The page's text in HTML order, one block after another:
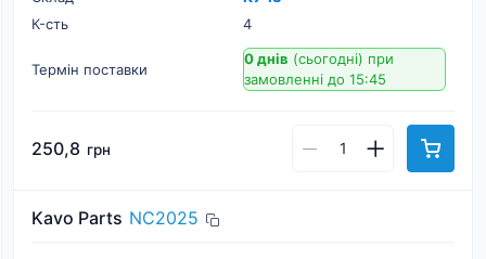
К-cть
4
Термін поставки
0 днів (сьогодні) при
замовленні до 15:45
250,8 грн
Kavo Parts NC2025